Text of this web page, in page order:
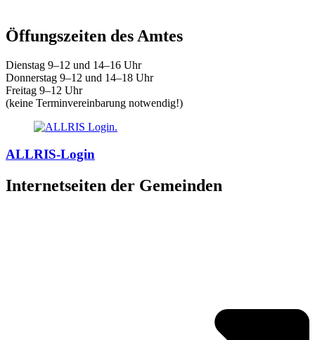
Öffungszeiten des Amtes
Dienstag 9–12 und 14–16 Uhr
Donnerstag 9–12 und 14–18 Uhr
Freitag 9–12 Uhr
(keine Terminvereinbarung notwendig!)
ALLRIS-Login
Internetseiten der Gemeinden